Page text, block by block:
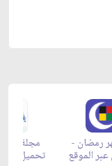
زاد شهر رمضان -
تحميل عبر الموقع